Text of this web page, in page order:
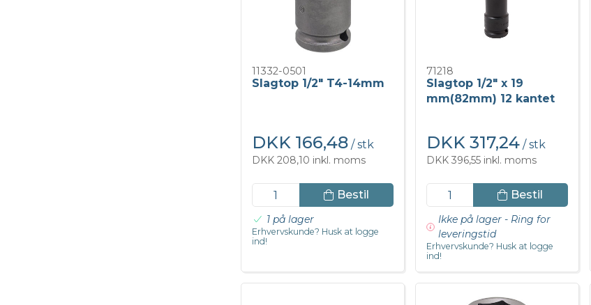
11332-0501
Slagtop 1/2" T4-14mm
DKK 166,48 / stk
DKK 208,10 inkl. moms
Bestil
1 på lager
Erhvervskunde? Husk at logge
ind!
71218
Slagtop 1/2" x 19
mm(82mm) 12 kantet
DKK 317,24 / stk
DKK 396,55 inkl. moms
Bestil
Ikke på lager - Ring for
leveringstid
Erhvervskunde? Husk at logge
ind!